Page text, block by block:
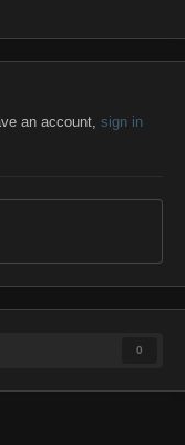
an account, sign in
0